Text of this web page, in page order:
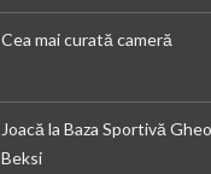
Cea mai curată cameră
Joacă la Baza Sportivă
Beksi